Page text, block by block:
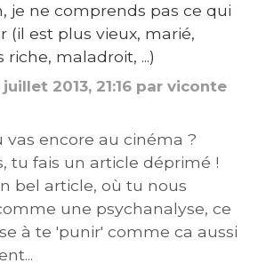
je ne comprends pas ce qui
(il est plus vieux, marié,
riche, maladroit, ...)
2013, 21:16 par viconte
vas encore au cinéma ?
tu fais un article déprimé !
bel article, où tu nous
une psychanalyse, ce
à te 'punir' comme ca aussi